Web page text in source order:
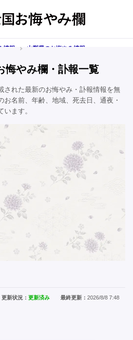
情報
山梨県のお悔やみ情報
悔やみ欄・訃報一覧
された最新のお悔やみ・訃報情報を無
お名前、年齢、地域、死去日、通夜・
ます。
更新状況：更新済み 最終更新： 2026/8/8 7:48